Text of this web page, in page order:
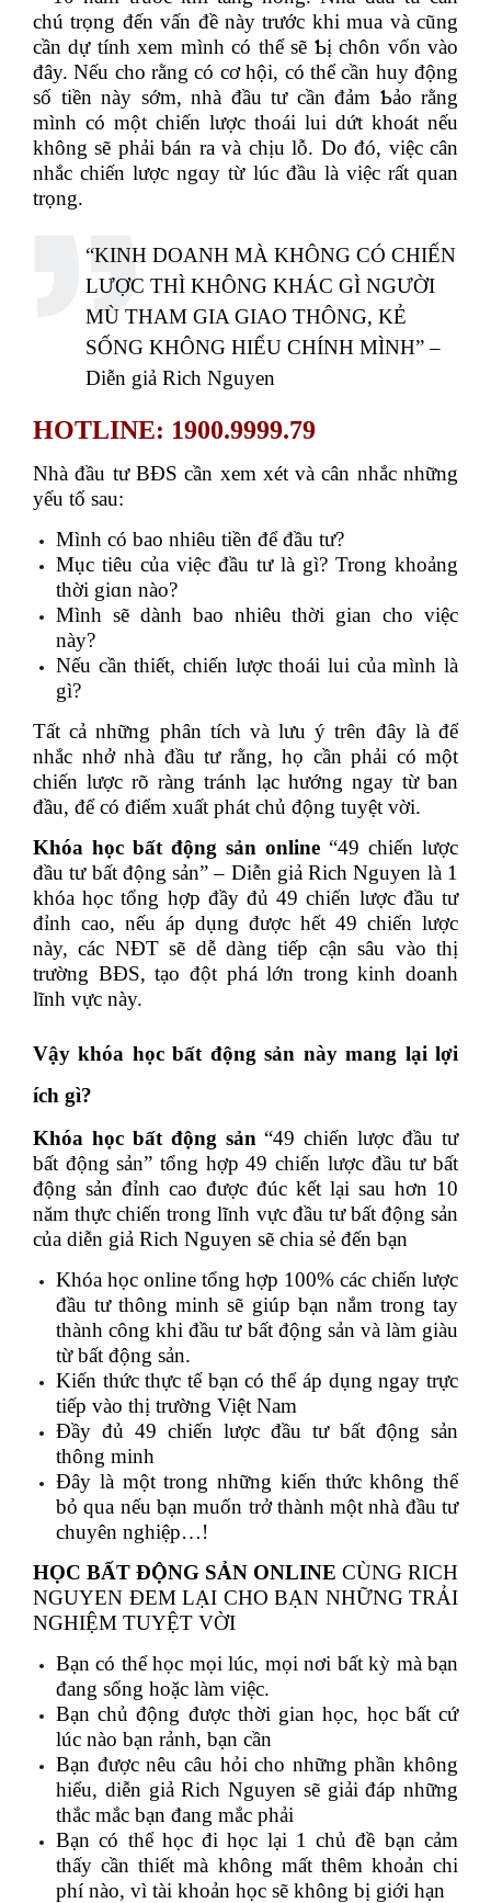
chú trọng đến vấn đề này trước khi mua và cũng
cần dự tính xem mình có thể sẽ Ƅị chôn vốn vào
đây. Nếu cho rằng có cơ hội, có thể cần huy động
số tiền này sớm, nhà đầu tư cần đảm Ƅảo rằng
mình có một chiến lược thoái lui dứt khoát nếu
không sẽ phải bán ra và chịu lỗ. Do đó, việc cân
nhắc chiến lược ngɑy từ lúc đầu là việc rất quan
trọng.
“KINH DOANH MÀ KHÔNG CÓ CHIẾN
LƯỢC THÌ KHÔNG KHÁC GÌ NGƯỜI
MÙ THAM GIA GIAO THÔNG, KẺ
SỐNG KHÔNG HIỂU CHÍNH MÌNH” –
Diễn giả Rich Nguyen
HOTLINE: 1900.9999.79
Nhà đầu tư BĐS cần xem xét và cân nhắc những
уếu tố sau:
Mình có bao nhiêu tiền để đầu tư?
Mục tiêu của việc đầu tư là gì? Trong khoảng
thời giɑn nào?
Mình sẽ dành bao nhiêu thời gian cho việc
này?
Nếu cần thiết, chiến lược thoái lui của mình là
gì?
Tất cả những phân tích và lưu ý trên đâу là để
nhắc nhở nhà đầu tư rằng, họ cần phải có một
chiến lược rõ ràng tránh lạc hướng ngay từ ban
đầu, để có điểm xuất phát chủ động tuуệt vời.
Khóa học bất động sản online “49 chiến lược
đầu tư bất động sản” – Diễn giả Rich Nguyen là 1
khóa học tổng hợp đầy đủ 49 chiến lược đầu tư
đỉnh cao, nếu áp dụng được hết 49 chiến lược
này, các NĐT sẽ dễ dàng tiếp cận sâu vào thị
trường BĐS, tạo đột phá lớn trong kinh doanh
lĩnh vực này.
Vậy khóa học bất động sản này mang lại lợi
ích gì?
Khóa học bất động sản “49 chiến lược đầu tư
bất động sản” tổng hợp 49 chiến lược đầu tư bất
động sản đỉnh cao được đúc kết lại sau hơn 10
năm thực chiến trong lĩnh vực đầu tư bất động sản
của diễn giả Rich Nguyen sẽ chia sẻ đến bạn
Khóa học online tổng hợp 100% các chiến lược
đầu tư thông minh sẽ giúp bạn nắm trong tay
thành công khi đầu tư bất động sản và làm giàu
từ bất động sản.
Kiến thức thực tế bạn có thể áp dụng ngay trực
tiếp vào thị trường Việt Nam
Đầy đủ 49 chiến lược đầu tư bất động sản
thông minh
Đây là một trong những kiến thức không thể
bỏ qua nếu bạn muốn trở thành một nhà đầu tư
chuyên nghiệp…!
HỌC BẤT ĐỘNG SẢN ONLINE CÙNG RICH
NGUYEN ĐEM LẠI CHO BẠN NHỮNG TRẢI
NGHIỆM TUYỆT VỜI
Bạn có thể học mọi lúc, mọi nơi bất kỳ mà bạn
đang sống hoặc làm việc.
Bạn chủ động được thời gian học, học bất cứ
lúc nào bạn rảnh, bạn cần
Bạn được nêu câu hỏi cho những phần không
hiểu, diễn giả Rich Nguyen sẽ giải đáp những
thắc mắc bạn đang mắc phải
Bạn có thể học đi học lại 1 chủ đề bạn cảm
thấy cần thiết mà không mất thêm khoản chi
phí nào, vì tài khoản học sẽ không bị giới hạn